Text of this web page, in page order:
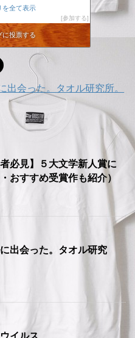
る簡単金儲け
ィリエイトな日々
フィリエイト挑戦日記！！
は卒業！本気で稼ぐための再入門
のハッピーライフ
を全て表示
参加する
に投票する
出会った。タオル研究所。
者必見】５大文学新人賞に
おすすめ受賞作も紹介）
出会った。タオル研究
イルス